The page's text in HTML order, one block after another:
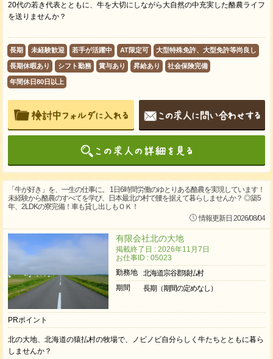
20代の若き代表とともに、牛を大切にしながら大自然の中充実した酪農ライフ
を送りませんか？
長期 未経験歓迎 若手が活躍中 AT限定可 大型特殊免許、大型免許等尚良し
長期休暇あり シフト勤務 賞与あり 昇給あり 社会保険完備
年間休日80日以上
「牛が好き」を、一生の仕事に。 1日6時間労働のゆとりある酪農を実現しています！
未経験から酪農のすべてを学び、日本最北の村で腰を据えて暮らしませんか？ ◎築5
年、2LDKの寮完備！車も貸し出しもＯＫ！
情報更新日 2026/08/04
有限会社北の大地
掲載終了日 : 2026年11月7日
お仕事ID : 05023
勤務地
北海道宗谷郡猿払村
期間
長期（期間の定めなし）
PRポイント
北の大地、北海道の猿払村の牧場で、ノビノビ自分らしく牛たちとともに暮ら
しませんか？